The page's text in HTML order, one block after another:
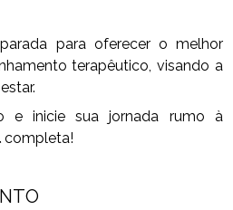
para oferecer o melhor
terapêutico, visando a
e inicie sua jornada rumo à
completa!